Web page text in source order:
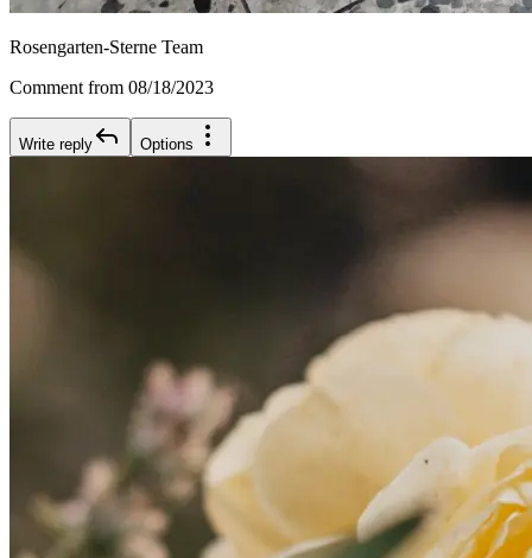
Rosengarten-Sterne Team
Comment from 08/18/2023
Write reply Options